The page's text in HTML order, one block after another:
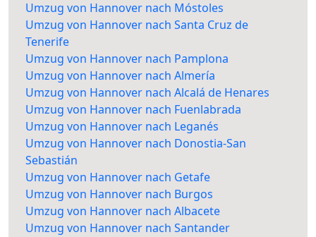
Umzug von Hannover nach Móstoles
Umzug von Hannover nach Santa Cruz de
Tenerife
Umzug von Hannover nach Pamplona
Umzug von Hannover nach Almería
Umzug von Hannover nach Alcalá de Henares
Umzug von Hannover nach Fuenlabrada
Umzug von Hannover nach Leganés
Umzug von Hannover nach Donostia-San
Sebastián
Umzug von Hannover nach Getafe
Umzug von Hannover nach Burgos
Umzug von Hannover nach Albacete
Umzug von Hannover nach Santander